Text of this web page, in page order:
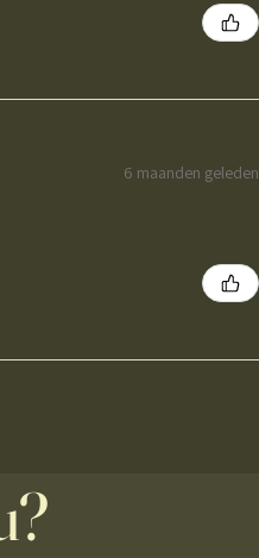
6 maanden geleden